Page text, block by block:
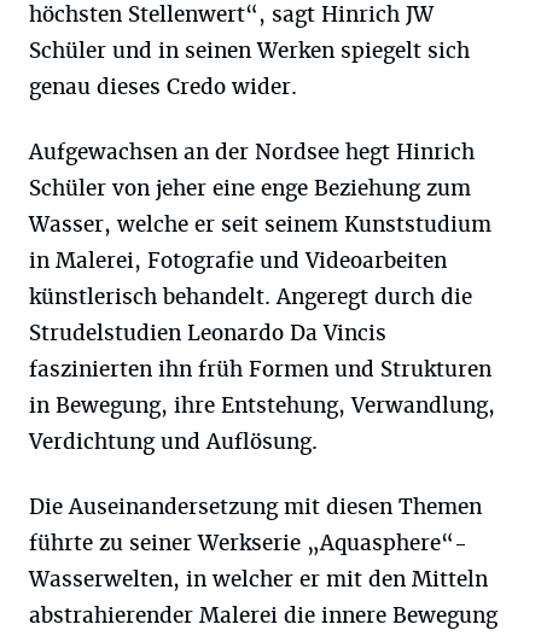
höchsten Stellenwert“, sagt Hinrich JW
Schüler und in seinen Werken spiegelt sich
genau dieses Credo wider.
Aufgewachsen an der Nordsee hegt Hinrich
Schüler von jeher eine enge Beziehung zum
Wasser, welche er seit seinem Kunststudium
in Malerei, Fotografie und Videoarbeiten
künstlerisch behandelt. Angeregt durch die
Strudelstudien Leonardo Da Vincis
faszinierten ihn früh Formen und Strukturen
in Bewegung, ihre Entstehung, Verwandlung,
Verdichtung und Auflösung.
Die Auseinandersetzung mit diesen Themen
führte zu seiner Werkserie „Aquasphere“-
Wasserwelten, in welcher er mit den Mitteln
abstrahierender Malerei die innere Bewegung